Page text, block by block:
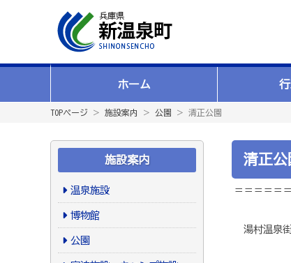
ホーム
TOPページ ＞ 施設案内 ＞ 公園 ＞ 清正公園
施設案内
温泉施設
博物館
公園
清正公
＝＝＝＝＝
湯村温泉